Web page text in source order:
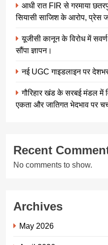
आधी रात FIR से गरमाया
सियासी साजिश के आरोप, प्रेस
यूजीसी कानून के विरोध में
सौंपा ज्ञापन।
नई UGC गाइडलाइन पर देशभर
गौरिहार खंड के सरबई मंडल में
एकता और जातिगत भेदभाव पर
Recent
No comments to show.
Archives
May 2026